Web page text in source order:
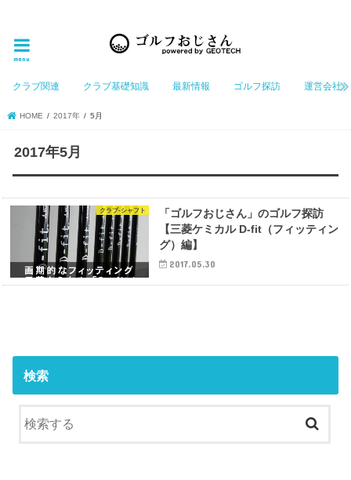
menu
クラブ関連 クラブ基礎知識 最新情報 ゴルフ探訪 運営会社
HOME 2017年 5月
2017年5月
クラブ-シャフト
「ゴルフおじさん」のゴルフ探訪
【三菱ケミカル D-fit（フィッティン
グ）編】
2017.05.30
検索